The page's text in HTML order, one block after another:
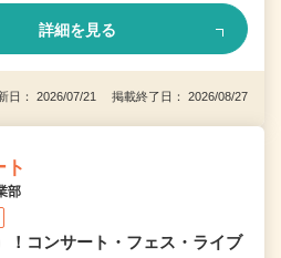
詳細を見る
日： 2026/07/21 掲載終了日： 2026/08/27
ト
部
！コンサート・フェス・ライブ